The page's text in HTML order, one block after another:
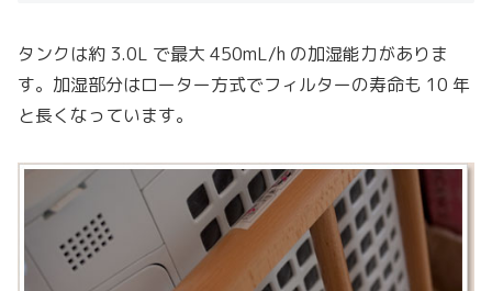
タンクは約 3.0L で最大 450mL/h の加湿能力がありま
す。加湿部分はローター方式でフィルターの寿命も 10 年
と長くなっています。